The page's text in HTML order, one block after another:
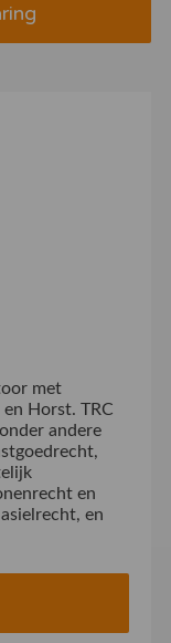
met
Horst. TRC
andere
en
en